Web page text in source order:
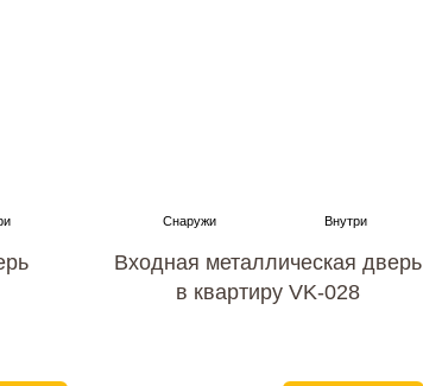
Входная металлическая дверь
в квартиру VK-028